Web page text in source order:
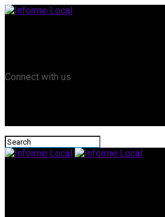
Connect with us